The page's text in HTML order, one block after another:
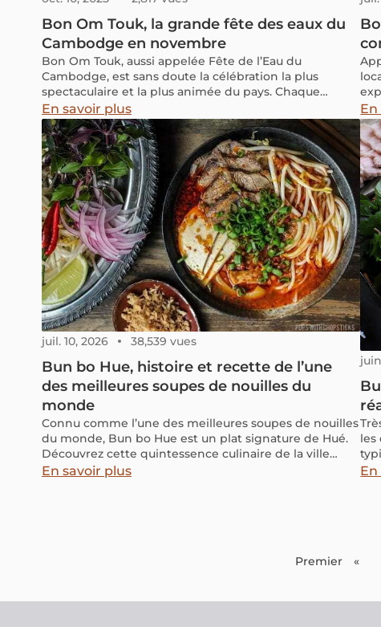
Bon Om Touk, la grande fête des eaux du
Cambodge en novembre
Bon Om Touk, aussi appelée Fête de l’Eau du
Cambodge, est sans doute la célébration la plus
spectaculaire et la plus animée du pays. Chaque
année, cet événement haut en couleur attire des
millions d’habitants et de voyageurs, tous impatients
de vivre au rythme des traditions culturelles du
Cambodge et de ressentir l’énergie joyeuse des
rivières en fête. Vous souhaitez en savoir plus sur ses
origines ou simplement découvrir comment en
profiter pleinement ? Ce guide est fait pour vous.
Préparez votre poncho et laissez la magie du Mékong
vous emporter !
En savoir plus En
juil. 10, 2026 38,539 vues
Bun bo Hue, histoire et recette de l’une
des meilleures soupes de nouilles du
monde
Connu comme l’une des meilleures soupes de nouilles
du monde, Bun bo Hue est un plat signature de Hué.
Découvrez cette quintessence culinaire de la ville
impériale dans notre article!
En savoir plus
les
En
Premier «